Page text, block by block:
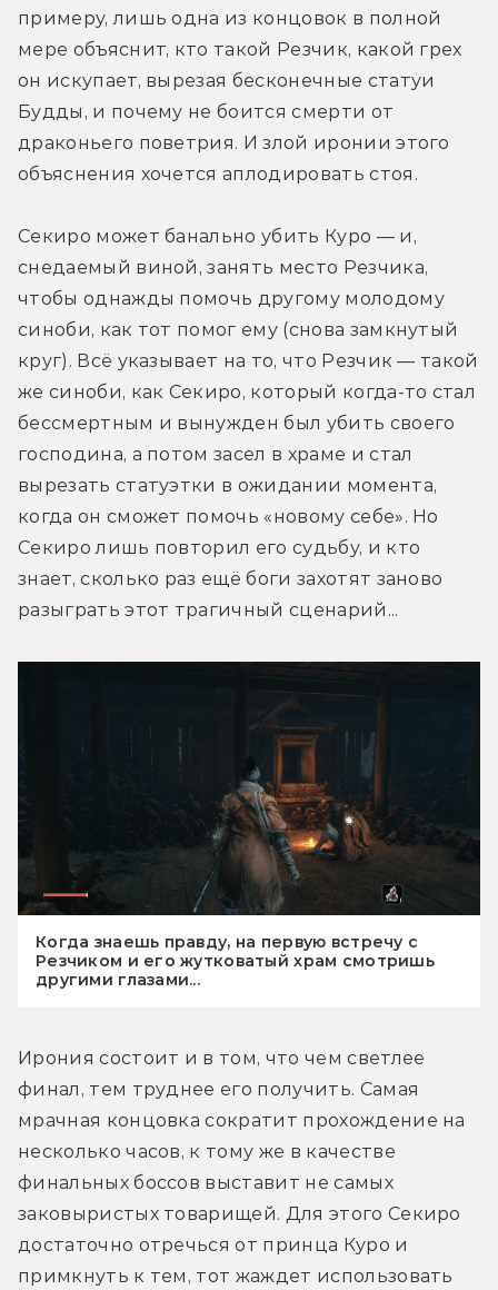
примеру, лишь одна из концовок в полной
мере объяснит, кто такой Резчик, какой грех
он искупает, вырезая бесконечные статуи
Будды, и почему не боится смерти от
драконьего поветрия. И злой иронии этого
объяснения хочется аплодировать стоя.
Секиро может банально убить Куро — и,
снедаемый виной, занять место Резчика,
чтобы однажды помочь другому молодому
cиноби, как тот помог ему (снова замкнутый
круг). Всё указывает на то, что Резчик — такой
же cиноби, как Секиро, который когда-то стал
бессмертным и вынужден был убить своего
господина, а потом засел в храме и стал
вырезать статуэтки в ожидании момента,
когда он сможет помочь «новому себе». Но
Секиро лишь повторил его судьбу, и кто
знает, сколько раз ещё боги захотят заново
разыграть этот трагичный сценарий...
Когда знаешь правду, на первую встречу с
Резчиком и его жутковатый храм смотришь
другими глазами...
Ирония состоит и в том, что чем светлее
финал, тем труднее его получить. Самая
мрачная концовка сократит прохождение на
несколько часов, к тому же в качестве
финальных боссов выставит не самых
заковыристых товарищей. Для этого Секиро
достаточно отречься от принца Куро и
примкнуть к тем, тот жаждет использовать